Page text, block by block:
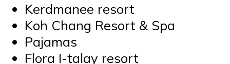
Kerdmanee resort
Koh Chang Resort & Spa
Pajamas
Flora I-talay resort